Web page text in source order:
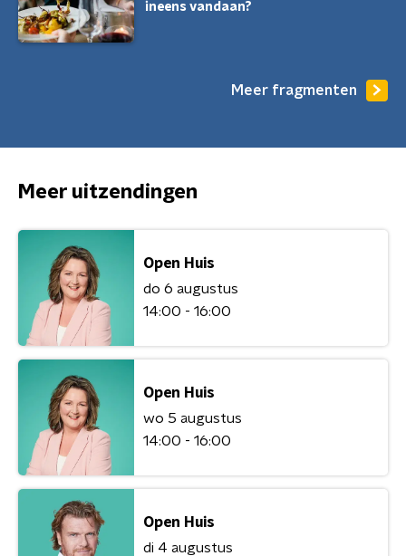
ineens vandaan?
Meer fragmenten
Meer uitzendingen
Open Huis
do 6 augustus
14:00 - 16:00
Open Huis
wo 5 augustus
14:00 - 16:00
Open Huis
di 4 augustus